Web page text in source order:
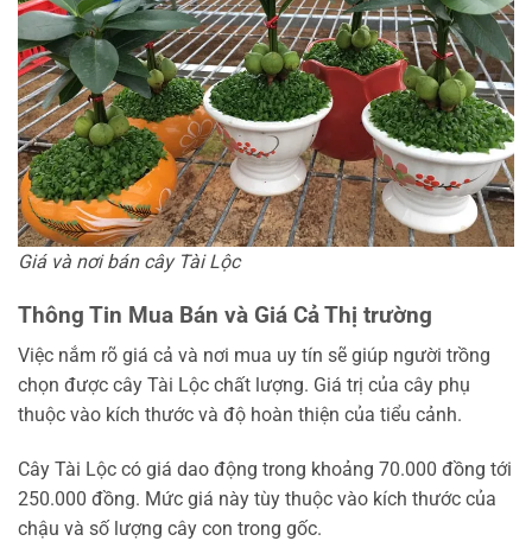
Giá và nơi bán cây Tài Lộc
Thông Tin Mua Bán và Giá Cả Thị trường
Việc nắm rõ giá cả và nơi mua uy tín sẽ giúp người trồng
chọn được cây Tài Lộc chất lượng. Giá trị của cây phụ
thuộc vào kích thước và độ hoàn thiện của tiểu cảnh.
Cây Tài Lộc có giá dao động trong khoảng 70.000 đồng tới
250.000 đồng. Mức giá này tùy thuộc vào kích thước của
chậu và số lượng cây con trong gốc.